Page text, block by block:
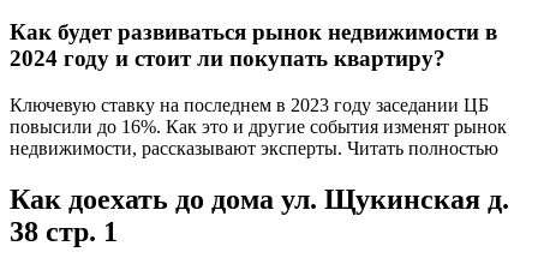
Как будет развиваться рынок недвижимости в
2024 году и стоит ли покупать квартиру?
Ключевую ставку на последнем в 2023 году заседании ЦБ
повысили до 16%. Как это и другие события изменят рынок
недвижимости, рассказывают эксперты. Читать полностью
Как доехать до дома ул. Щукинская д.
38 стр. 1